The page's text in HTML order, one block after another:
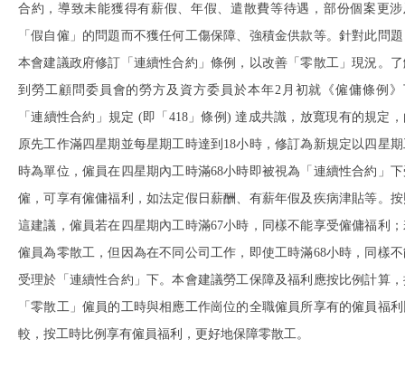
合約，導致未能獲得有薪假、年假、遣散費等待遇，部份個案更涉
「假自僱」的問題而不獲任何工傷保障、強積金供款等。針對此問
本會建議政府修訂「連續性合約」條例，以改善「零散工」現況。
到勞工顧問委員會的勞方及資方委員於本年2月初就《僱傭條例》
「連續性合約」規定 (即「418」條例) 達成共識，放寬現有的規定
原先工作滿四星期並每星期工時達到18小時，修訂為新規定以四星
時為單位，僱員在四星期內工時滿68小時即被視為「連續性合約」
僱，可享有僱傭福利，如法定假日薪酬、有薪年假及疾病津貼等。
這建議，僱員若在四星期內工時滿67小時，同樣不能享受僱傭福利
僱員為零散工，但因為在不同公司工作，即使工時滿68小時，同樣
受理於「連續性合約」下。本會建議勞工保障及福利應按比例計算
「零散工」僱員的工時與相應工作崗位的全職僱員所享有的僱員福
較，按工時比例享有僱員福利，更好地保障零散工。